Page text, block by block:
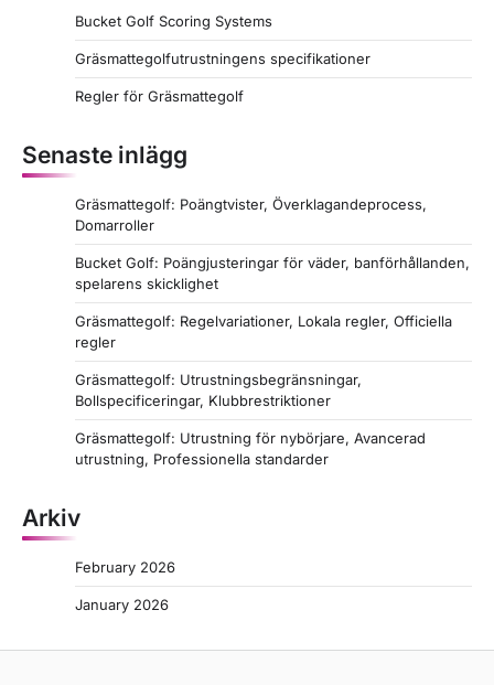
Bucket Golf Scoring Systems
Gräsmattegolfutrustningens specifikationer
Regler för Gräsmattegolf
Senaste inlägg
Gräsmattegolf: Poängtvister, Överklagandeprocess,
Domarroller
Bucket Golf: Poängjusteringar för väder, banförhållanden,
spelarens skicklighet
Gräsmattegolf: Regelvariationer, Lokala regler, Officiella
regler
Gräsmattegolf: Utrustningsbegränsningar,
Bollspecificeringar, Klubbrestriktioner
Gräsmattegolf: Utrustning för nybörjare, Avancerad
utrustning, Professionella standarder
Arkiv
February 2026
January 2026